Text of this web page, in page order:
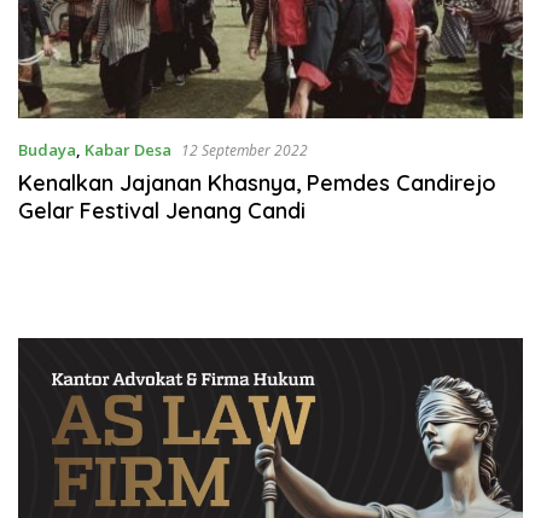
Budaya, Kabar Desa 12 September 2022
Kenalkan Jajanan Khasnya, Pemdes Candirejo
Gelar Festival Jenang Candi